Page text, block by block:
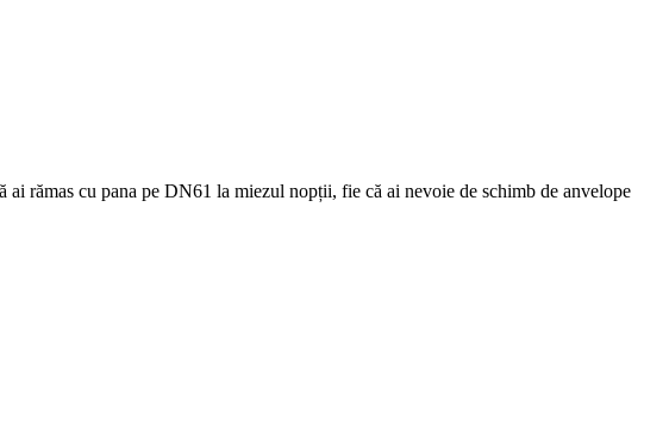
rămas cu pana pe DN61 la miezul nopții, fie că ai nevoie de schimb de anvelope